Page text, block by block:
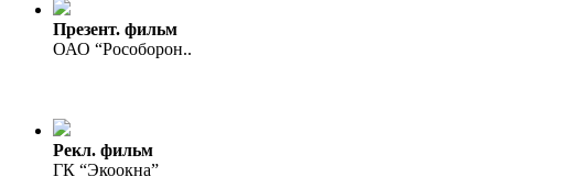
Презент. фильм
ОАО “Рособорон..
Рекл. фильм
ГК “Экоокна”